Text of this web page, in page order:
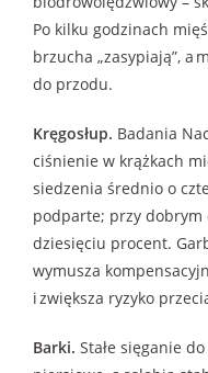
Po kilku godzinach
brzucha „zasypiają”, a
do przodu.
Kręgosłup. Badania
ciśnienie w krążkach
siedzenia średnio o
podparte; przy dobrym
dziesięciu procent.
wymusza
i zwiększa ryzyko
Barki. Stałe sięganie